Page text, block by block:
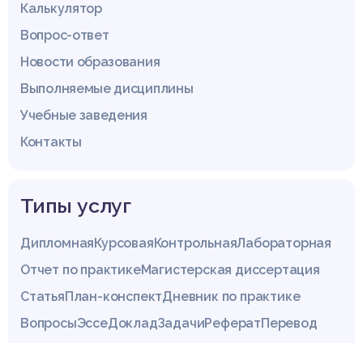
Калькулятор
Вопрос-ответ
Новости образования
Выполняемые дисциплины
Учебные заведения
Контакты
Типы услуг
ДипломнаяКурсоваяКонтрольнаяЛабораторная
Отчет по практикеМагистерская диссертация
СтатьяПлан-конспектДневник по практике
ВопросыЭссеДокладЗадачиРефератПеревод